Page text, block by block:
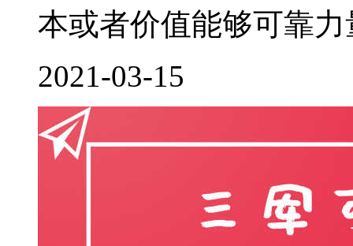
本或者价值能够可靠
2021-03-15